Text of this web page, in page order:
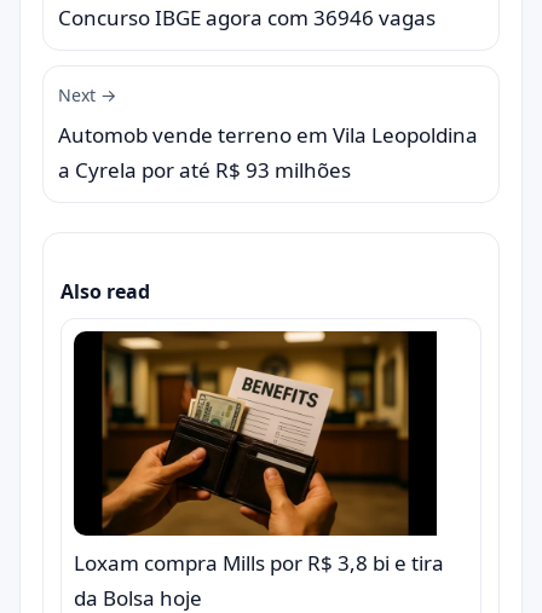
Concurso IBGE agora com 36946 vagas
Next →
Automob vende terreno em Vila Leopoldina
a Cyrela por até R$ 93 milhões
Also read
Loxam compra Mills por R$ 3,8 bi e tira
da Bolsa hoje